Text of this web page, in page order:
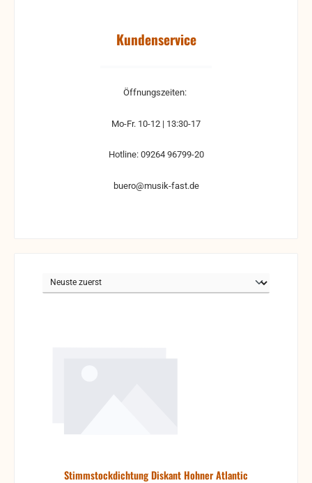
Kundenservice
Öffnungszeiten:
Mo-Fr. 10-12 | 13:30-17
Hotline: 09264 96799-20
buero@musik-fast.de
Stimmstockdichtung Diskant Hohner Atlantic